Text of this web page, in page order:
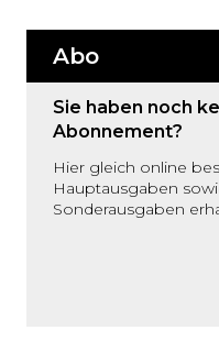
Abo
Sie haben noch
Abonnement?
Hier gleich online
Hauptausgaben
Sonderausgaben